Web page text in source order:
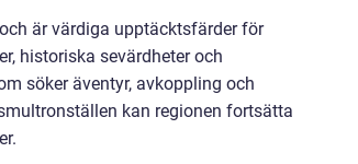
är värdiga upptäcktsfärder för
historiska sevärdheter och
söker äventyr, avkoppling och
kan regionen fortsätta